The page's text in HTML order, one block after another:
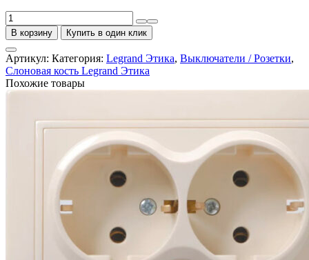
Количество
товара
Выключатель
двухклавишный
безвинтовые
зажимы
10АХ
слоновая
В корзину Купить в один клик
Артикул: Категория: Legrand Этика, Выключатели / Розетки,
Слоновая кость Legrand Этика
Похожие товары